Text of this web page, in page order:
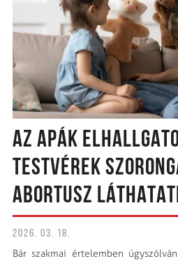
AZ APÁK
TESTVÉREK
ABORTUSZ
2026. 03. 18.
Bár szakmai értelemben